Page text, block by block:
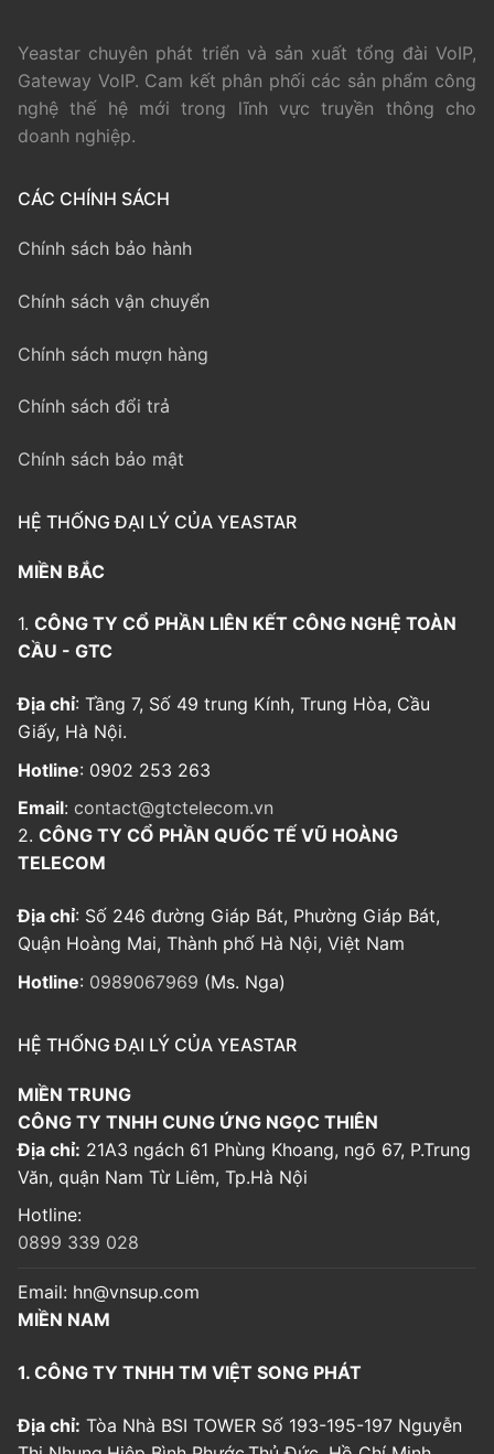
Yeastar chuyên phát triển và sản xuất tổng đài VoIP,
Gateway VoIP. Cam kết phân phối các sản phẩm công
nghệ thế hệ mới trong lĩnh vực truyền thông cho
doanh nghiệp.
CÁC CHÍNH SÁCH
Chính sách bảo hành
Chính sách vận chuyển
Chính sách mượn hàng
Chính sách đổi trả
Chính sách bảo mật
HỆ THỐNG ĐẠI LÝ CỦA YEASTAR
MIỀN BẮC
1. CÔNG TY CỔ PHẦN LIÊN KẾT CÔNG NGHỆ TOÀN
CẦU - GTC
Địa chỉ: Tầng 7, Số 49 trung Kính, Trung Hòa, Cầu
Giấy, Hà Nội.
Hotline: 0902 253 263
Email: contact@gtctelecom.vn
2. CÔNG TY CỔ PHẦN QUỐC TẾ VŨ HOÀNG
TELECOM
Địa chỉ: Số 246 đường Giáp Bát, Phường Giáp Bát,
Quận Hoàng Mai, Thành phố Hà Nội, Việt Nam
Hotline: 0989067969 (Ms. Nga)
HỆ THỐNG ĐẠI LÝ CỦA YEASTAR
MIỀN TRUNG
CÔNG TY TNHH CUNG ỨNG NGỌC THIÊN
Địa chỉ: 21A3 ngách 61 Phùng Khoang, ngõ 67, P.Trung
Văn, quận Nam Từ Liêm, Tp.Hà Nội
Hotline:
0899 339 028
Email: hn@vnsup.com
MIỀN NAM
1. CÔNG TY TNHH TM VIỆT SONG PHÁT
Địa chỉ: Tòa Nhà BSI TOWER Số 193-195-197 Nguyễn